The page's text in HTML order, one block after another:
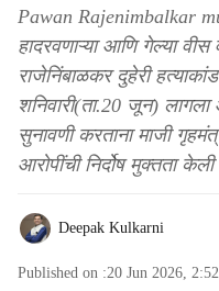
Pawan Rajenimbalkar
हादरवणाऱ्या आणि गेल्या वीस
राजेनिंबाळकर दुहेरी
शनिवारी(ता.20 जून) लागला
सुनावणी करताना माजी
आरोपींची निर्दोष मुक्तता
Deepak Kulkarni
Published on :20 Jun 2026,